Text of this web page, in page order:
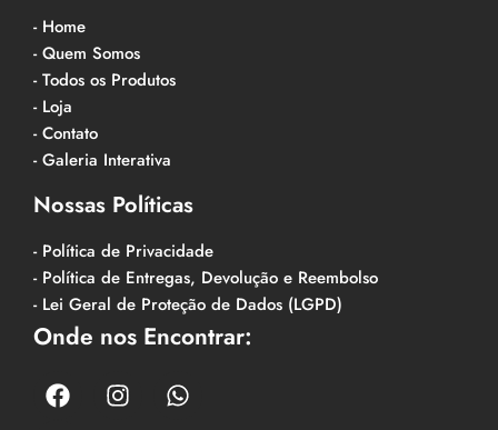
- Home
- Quem Somos
- Todos os Produtos
- Loja
- Contato
- Galeria Interativa
Nossas Políticas
- Política de Privacidade
- Política de Entregas, Devolução e Reembolso
- Lei Geral de Proteção de Dados (LGPD)
Onde nos Encontrar: